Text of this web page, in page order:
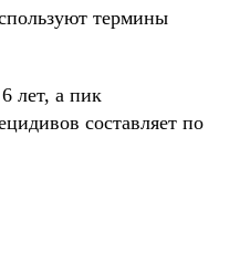
термины
лет, а пик
составляет по